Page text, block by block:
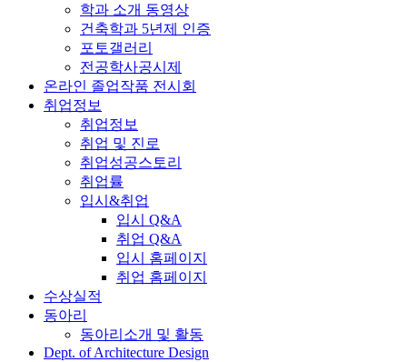
학과 소개 동영상
건축학과 5년제 인증
포토갤러리
전공학사공시제
온라인 졸업작품 전시회
취업정보
취업정보
취업 및 진로
취업성공스토리
취업률
입시&취업
입시 Q&A
취업 Q&A
입시 홈페이지
취업 홈페이지
수상실적
동아리
동아리소개 및 활동
Dept. of Architecture Design